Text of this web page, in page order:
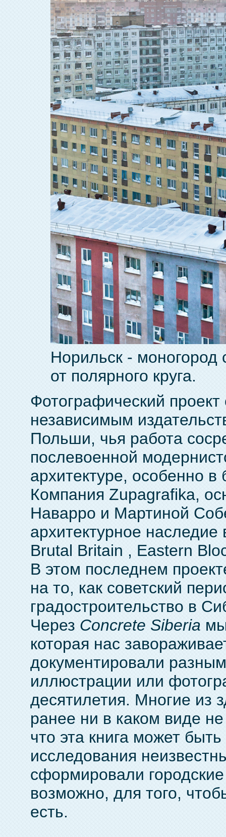
Норильск - моногород
от полярного круга.
Фотографический
независимым
Польши, чья работа
послевоенной
архитектуре, особенно
Компания Zupagrafika,
Наварро и Мартиной
архитектурное
Brutal Britain , Eastern
В этом последнем
на то, как советский
градостроительство в
Через Concrete Siberia
которая нас
документировали
иллюстрации или
десятилетия. Многие из
ранее ни в каком виде
что эта книга может
исследования
сформировали
возможно, для того,
есть.